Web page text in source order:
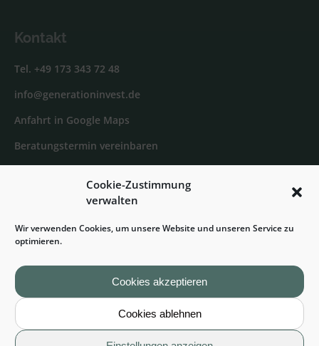
Cookie-Zustimmung
verwalten
Wir verwenden Cookies, um unsere Website und unseren Service zu
optimieren.
Cookies akzeptieren
Cookies ablehnen
Kontakt
Tel. +49 173 343 72 48
info@generationinvest.de
Anfahrt in Google Maps
Beratungstermin vereinbaren
Generation Invest bei Facebook
Sven Jelkmann bei LinkedIn
© 2025 Generation Invest Finanzmanagement |
Baufinanzierung, Immobilienfinanzierung und
Bauträgerfinanzierung